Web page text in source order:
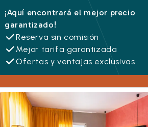
¡Aquí encontrará el mejor precio
garantizado!
Reserva sin comisión
Mejor tarifa garantizada
Ofertas y ventajas exclusivas